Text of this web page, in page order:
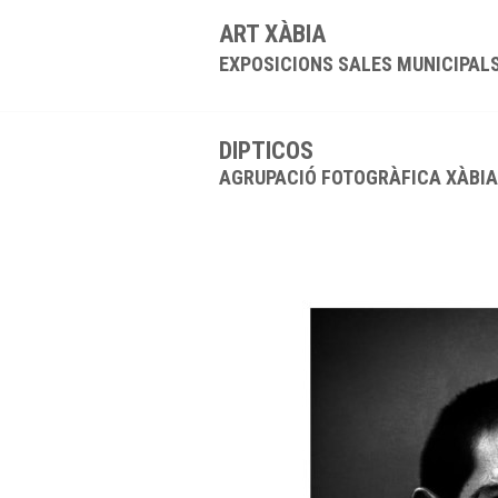
ART XÀBIA
EXPOSICIONS SALES
DIPTICOS
AGRUPACIÓ FOTOGRÀFICA XÀBIA